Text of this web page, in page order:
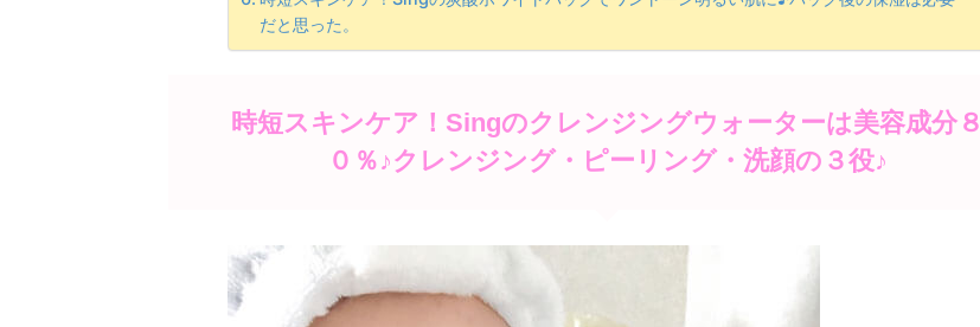
だと思った。
時短スキンケア！Singのクレンジングウォーターは美容成分８
０％♪クレンジング・ピーリング・洗顔の３役♪